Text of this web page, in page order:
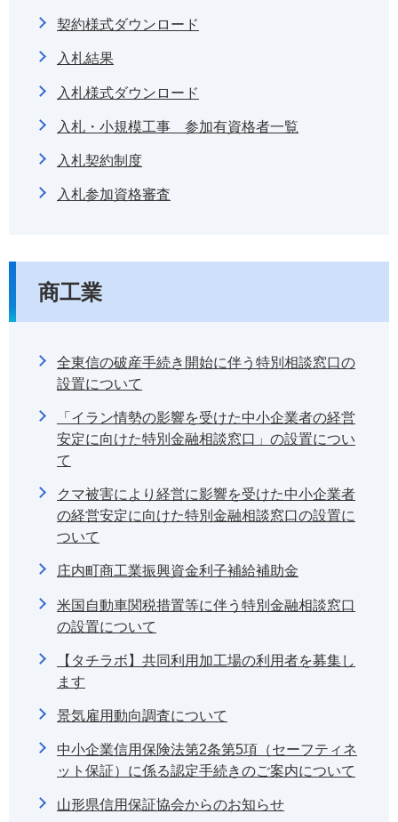
契約様式ダウンロード
入札結果
入札様式ダウンロード
入札・小規模工事 参加有資格者一覧
入札契約制度
入札参加資格審査
商工業
全東信の破産手続き開始に伴う特別相談窓口の
設置について
「イラン情勢の影響を受けた中小企業者の経営
安定に向けた特別金融相談窓口」の設置につい
て
クマ被害により経営に影響を受けた中小企業者
の経営安定に向けた特別金融相談窓口の設置に
ついて
庄内町商工業振興資金利子補給補助金
米国自動車関税措置等に伴う特別金融相談窓口
の設置について
【タチラボ】共同利用加工場の利用者を募集し
ます
景気雇用動向調査について
中小企業信用保険法第2条第5項（セーフティネ
ット保証）に係る認定手続きのご案内について
山形県信用保証協会からのお知らせ